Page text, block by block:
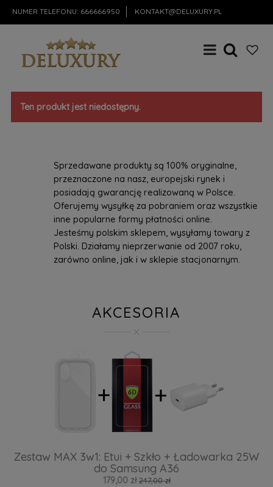
NUMER TELEFONU: 666666950 KONTAKT@DELUXURY.PL
Ten produkt jest niedostępny.
Sprzedawane produkty są 100% oryginalne,
przeznaczone na nasz, europejski rynek i
posiadają gwarancję realizowaną w Polsce.
Oferujemy wysyłkę za pobraniem oraz wszystkie
inne popularne formy płatności online.
Jesteśmy polskim sklepem, wysyłamy towary z
Polski. Działamy nieprzerwanie od 2007 roku,
zarówno online, jak i w sklepie stacjonarnym.
AKCESORIA
Zestaw MAX 3w1: Etui + Szkło + Ładowarka 25W
do Samsung A36
179,00 zł 247,00 zł